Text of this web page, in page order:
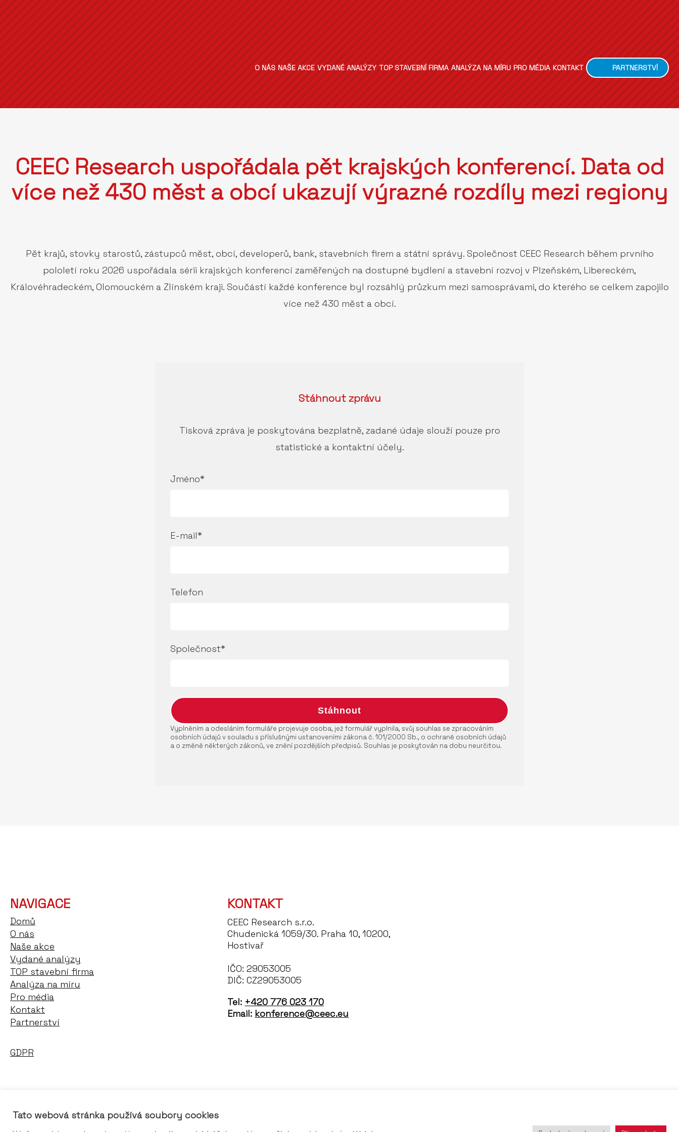
O NÁS NAŠE AKCE VYDANÉ ANALÝZY TOP STAVEBNÍ FIRMA ANALÝZA NA MÍRU PRO MÉDIA KONTAKT PARTNERSTVÍ
CEEC Research uspořádala pět krajských konferencí. Data od
více než 430 měst a obcí ukazují výrazné rozdíly mezi regiony
Pět krajů, stovky starostů, zástupců měst, obcí, developerů, bank, stavebních firem a státní správy. Společnost CEEC Research během prvního
pololetí roku 2026 uspořádala sérii krajských konferencí zaměřených na dostupné bydlení a stavební rozvoj v Plzeňském, Libereckém,
Královéhradeckém, Olomouckém a Zlínském kraji. Součástí každé konference byl rozsáhlý průzkum mezi samosprávami, do kterého se celkem zapojilo
více než 430 měst a obcí.
Stáhnoutzprávu
Tisková zpráva je poskytována bezplatně, zadané údaje slouží pouze pro
statistické a kontaktní účely.
Jméno*
E-mail*
Telefon
Společnost*
Vyplněním a odesláním formuláře projevuje osoba, jež formulář vyplnila, svůj souhlas se zpracováním
osobních údajů v souladu s příslušnými ustanoveními zákona č. 101/2000 Sb., o ochraně osobních údajů
a o změně některých zákonů, ve znění pozdějších předpisů. Souhlas je poskytován na dobu neurčitou.
NAVIGACE
Domů
O nás
Naše akce
Vydané analýzy
TOP stavební firma
Analýza na míru
Pro média
Kontakt
Partnerství
GDPR
KONTAKT
CEEC Research s.r.o.
Chudenická 1059/30. Praha 10, 10200,
Hostivař
IČO: 29053005
DIČ: CZ29053005
Tel: +420 776 023 170
Email: konference@ceec.eu
Tato webová stránka používá soubory cookies